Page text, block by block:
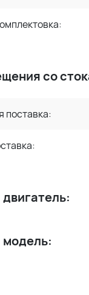
со
поставка:
модель: